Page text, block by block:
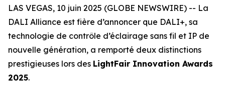
LAS VEGAS, 10 juin 2025 (GLOBE NEWSWIRE) -- La
DALI Alliance est fière d’annoncer que DALI+, sa
technologie de contrôle d’éclairage sans fil et IP de
nouvelle génération, a remporté deux distinctions
prestigieuses lors des LightFair Innovation Awards
2025.